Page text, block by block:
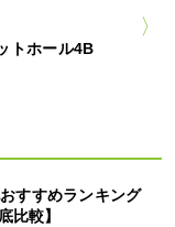
トホール4B
すすめランキング
比較】